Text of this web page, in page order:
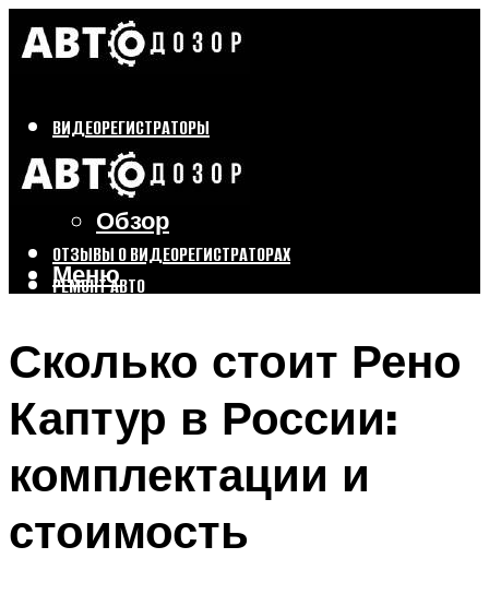
ВИДЕОРЕГИСТРАТОРЫ
Бренды
Выбор
Обзор
ОТЗЫВЫ О ВИДЕОРЕГИСТРАТОРАХ
РЕМОНТ АВТО
Меню
Сколько стоит Рено
Каптур в России:
комплектации и
стоимость